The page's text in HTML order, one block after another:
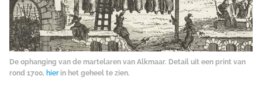
De ophanging van de martelaren van Alkmaar. Detail uit een print van
rond 1700, hierin het geheel te zien.